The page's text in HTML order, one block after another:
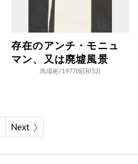
存在のアンチ・モニュ
マン、又は廃墟風景
馬場彬/1977(昭和52)
Next